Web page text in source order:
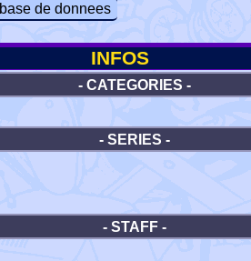
base de donnees
INFOS
- CATEGORIES -
- SERIES -
- STAFF -